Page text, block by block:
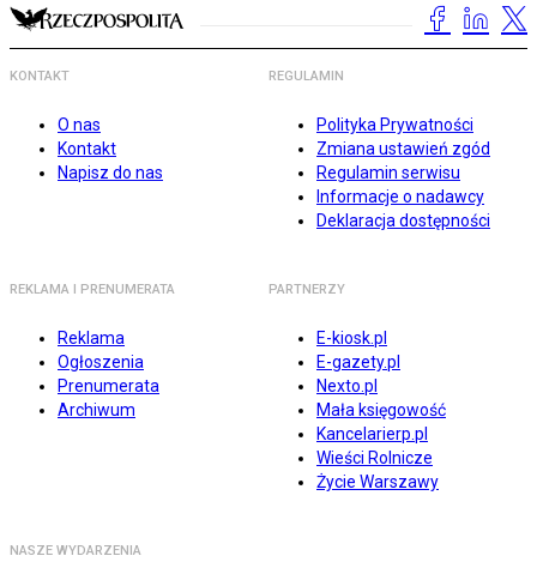
KONTAKT
O nas
Kontakt
Napisz do nas
REGULAMIN
Polityka Prywatności
Zmiana ustawień zgód
Regulamin serwisu
Informacje o nadawcy
Deklaracja dostępności
REKLAMA I PRENUMERATA
Reklama
Ogłoszenia
Prenumerata
Archiwum
PARTNERZY
E-kiosk.pl
E-gazety.pl
Nexto.pl
Mała księgowość
Kancelarierp.pl
Wieści Rolnicze
Życie Warszawy
NASZE WYDARZENIA